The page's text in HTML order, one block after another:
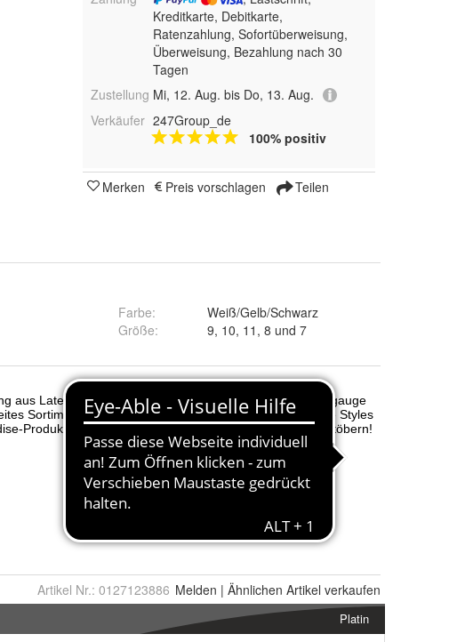
Kreditkarte, Debitkarte,
Ratenzahlung, Sofortüberweisung,
Überweisung, Bezahlung nach 30
Tagen
Zustellung Mi, 12. Aug. bis Do, 13. Aug.
Verkäufer 247Group_de
100% positiv
Merken Preis vorschlagen Teilen
Farbe:
Weiß/Gelb/Schwarz
Größe: 9, 10, 11, 8 und 7
Artikel Nr.: 0127123886 Melden | Ähnlichen Artikel verkaufen
Platin